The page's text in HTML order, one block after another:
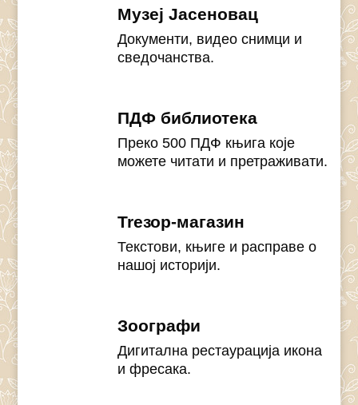
Музеј Јасеновац
Документи, видео снимци и
сведочанства.
ПДФ библиотека
Преко 500 ПДФ књига које
можете читати и претраживати.
Treзор-магазин
Текстови, књиге и расправе о
нашој историји.
Зоографи
Дигитална рестаурација икона
и фресака.